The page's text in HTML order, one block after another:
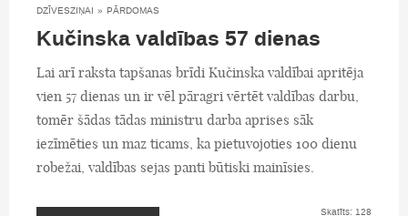
DZĪVESZIŅAI » PĀRDOMAS
Kučinska valdības 57 dienas
Lai arī raksta tapšanas brīdi Kučinska valdībai apritēja
vien 57 dienas un ir vēl pāragri vērtēt valdības darbu,
tomēr šādas tādas ministru darba aprises sāk
iezīmēties un maz ticams, ka pietuvojoties 100 dienu
robežai, valdības sejas panti būtiski mainīsies.
Skatīts: 128